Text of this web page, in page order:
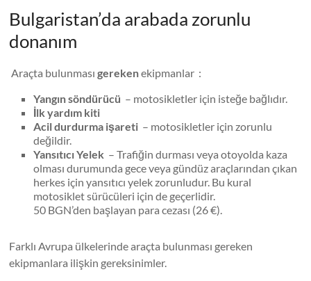
Bulgaristan’da arabada zorunlu
donanım
Araçta bulunmasıgerekenekipmanlar :
Yangın söndürücü – motosikletler için isteğe bağlıdır.
İlk yardım kiti
Acil durdurma işareti – motosikletler için zorunlu
değildir.
Yansıtıcı Yelek – Trafiğin durması veya otoyolda kaza
olması durumunda gece veya gündüz araçlarından çıkan
herkes için yansıtıcı yelek zorunludur. Bu kural
motosiklet sürücüleri için de geçerlidir.
50 BGN’den başlayan para cezası (26 €).
Farklı Avrupa ülkelerinde araçta bulunması gereken
ekipmanlara ilişkin gereksinimler.